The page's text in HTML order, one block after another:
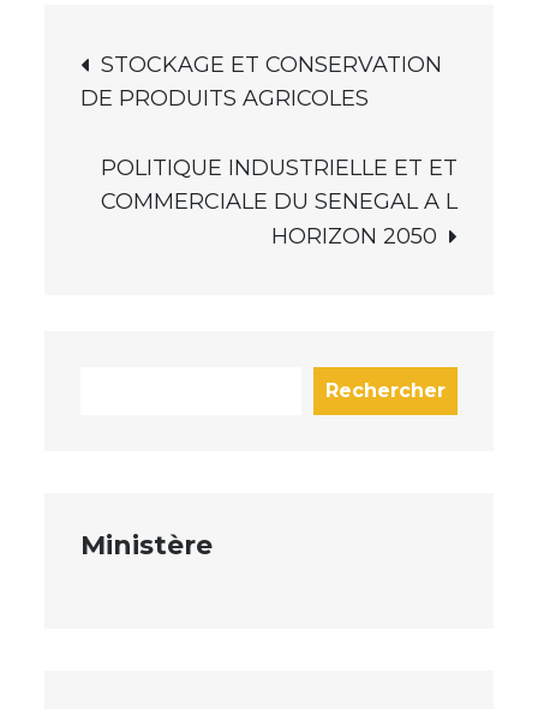
STOCKAGE ET CONSERVATION
DE PRODUITS AGRICOLES
POLITIQUE INDUSTRIELLE ET ET
COMMERCIALE DU SENEGAL A L
HORIZON 2050
Rechercher
Ministère